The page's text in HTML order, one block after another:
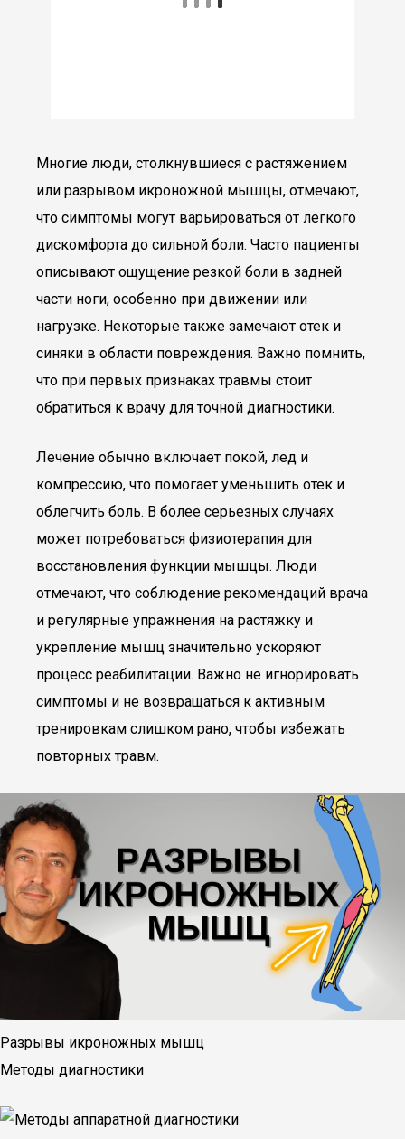
Многие люди, столкнувшиеся с растяжением
или разрывом икроножной мышцы, отмечают,
что симптомы могут варьироваться от легкого
дискомфорта до сильной боли. Часто пациенты
описывают ощущение резкой боли в задней
части ноги, особенно при движении или
нагрузке. Некоторые также замечают отек и
синяки в области повреждения. Важно помнить,
что при первых признаках травмы стоит
обратиться к врачу для точной диагностики.
Лечение обычно включает покой, лед и
компрессию, что помогает уменьшить отек и
облегчить боль. В более серьезных случаях
может потребоваться физиотерапия для
восстановления функции мышцы. Люди
отмечают, что соблюдение рекомендаций врача
и регулярные упражнения на растяжку и
укрепление мышц значительно ускоряют
процесс реабилитации. Важно не игнорировать
симптомы и не возвращаться к активным
тренировкам слишком рано, чтобы избежать
повторных травм.
Разрывы икроножных мышц
Методы диагностики